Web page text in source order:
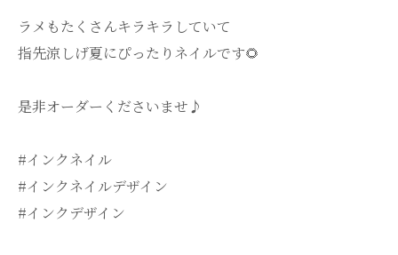
ラメもたくさんキラキラしていて
指先涼しげ夏にぴったりネイルです🌻
是非オーダーくださいませ♪
#インクネイル
#インクネイルデザイン
#インクデザイン